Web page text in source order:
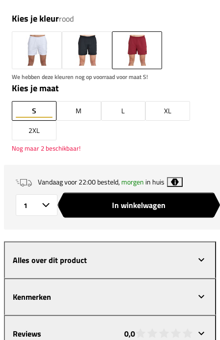
Kies je kleurrood
We hebben deze kleuren nog op voorraad voor maat S!
Kies je maat
S M L
XL
2XL
Nog maar 2 beschikbaar!
Vandaag voor 22:00 besteld,morgen in huis i
In winkelwagen
Alles over dit product
Kenmerken
Reviews 0,0